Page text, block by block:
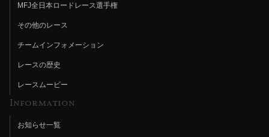
MFJ全日本ロードレース選手権
その他のレース
チームインフォメーション
レースの歴史
レースムービー
Information
お知らせ一覧